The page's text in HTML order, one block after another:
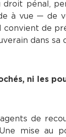
droit pénal,
à vue — de
de
dans sa
ni les
de
mise au